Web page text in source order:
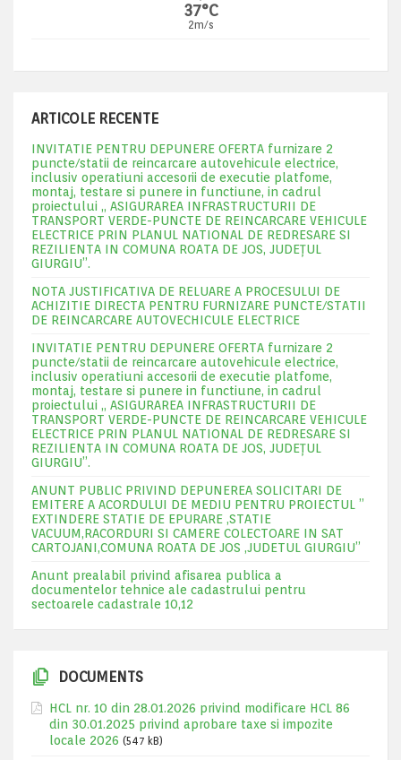
37°C
2m/s
ARTICOLE RECENTE
INVITATIE PENTRU DEPUNERE OFERTA furnizare 2
puncte/statii de reincarcare autovehicule electrice,
inclusiv operatiuni accesorii de executie platfome,
montaj, testare si punere in functiune, in cadrul
proiectului „ ASIGURAREA INFRASTRUCTURII DE
TRANSPORT VERDE-PUNCTE DE REINCARCARE VEHICULE
ELECTRICE PRIN PLANUL NATIONAL DE REDRESARE SI
REZILIENTA IN COMUNA ROATA DE JOS, JUDEŢUL
GIURGIU”.
NOTA JUSTIFICATIVA DE RELUARE A PROCESULUI DE
ACHIZITIE DIRECTA PENTRU FURNIZARE PUNCTE/STATII
DE REINCARCARE AUTOVECHICULE ELECTRICE
INVITATIE PENTRU DEPUNERE OFERTA furnizare 2
puncte/statii de reincarcare autovehicule electrice,
inclusiv operatiuni accesorii de executie platfome,
montaj, testare si punere in functiune, in cadrul
proiectului „ ASIGURAREA INFRASTRUCTURII DE
TRANSPORT VERDE-PUNCTE DE REINCARCARE VEHICULE
ELECTRICE PRIN PLANUL NATIONAL DE REDRESARE SI
REZILIENTA IN COMUNA ROATA DE JOS, JUDEŢUL
GIURGIU”.
ANUNT PUBLIC PRIVIND DEPUNEREA SOLICITARI DE
EMITERE A ACORDULUI DE MEDIU PENTRU PROIECTUL ”
EXTINDERE STATIE DE EPURARE ,STATIE
VACUUM,RACORDURI SI CAMERE COLECTOARE IN SAT
CARTOJANI,COMUNA ROATA DE JOS ,JUDETUL GIURGIU”
Anunt prealabil privind afisarea publica a
documentelor tehnice ale cadastrului pentru
sectoarele cadastrale 10,12
DOCUMENTS
HCL nr. 10 din 28.01.2026 privind modificare HCL 86
din 30.01.2025 privind aprobare taxe si impozite
locale 2026 (547 kB)